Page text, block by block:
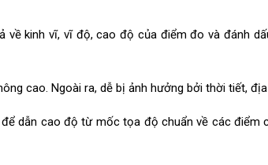
về kinh vĩ, vĩ độ, cao độ của điểm đo và đánh
cao. Ngoài ra, dễ bị ảnh hưởng bởi thời tiết,
dẫn cao độ từ mốc tọa độ chuẩn về các điểm